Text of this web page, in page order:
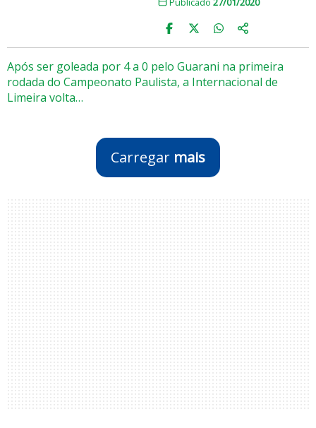
Após ser goleada por 4 a 0 pelo Guarani na primeira
rodada do Campeonato Paulista, a Internacional de
Limeira volta…
Carregar mais